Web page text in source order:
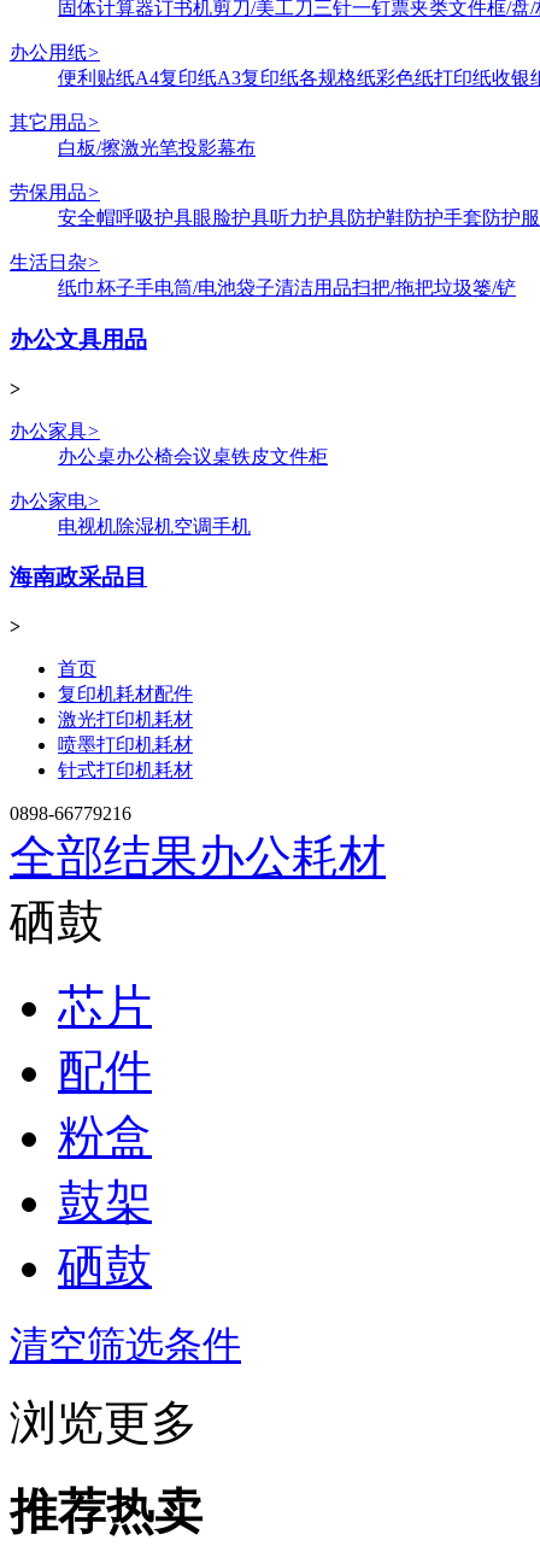
固体计算器订书机剪刀/美工刀三针一钉票夹类文件框/盘/
办公用纸>
便利贴纸A4复印纸A3复印纸各规格纸彩色纸打印纸收银
其它用品>
白板/擦激光笔投影幕布
劳保用品>
安全帽呼吸护具眼脸护具听力护具防护鞋防护手套防护服
生活日杂>
纸巾杯子手电筒/电池袋子清洁用品扫把/拖把垃圾篓/铲
办公文具用品
>
办公家具>
办公桌办公椅会议桌铁皮文件柜
办公家电>
电视机除湿机空调手机
海南政采品目
>
首页
复印机耗材配件
激光打印机耗材
喷墨打印机耗材
针式打印机耗材
0898-66779216
全部结果办公耗材
硒鼓
芯片
配件
粉盒
鼓架
硒鼓
清空筛选条件
浏览更多
推荐热卖